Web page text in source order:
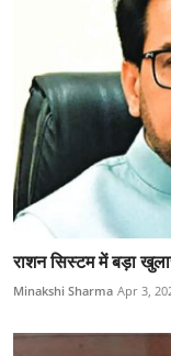
राशन सिस्टम में बड़ा
Minakshi Sharma Apr 3,